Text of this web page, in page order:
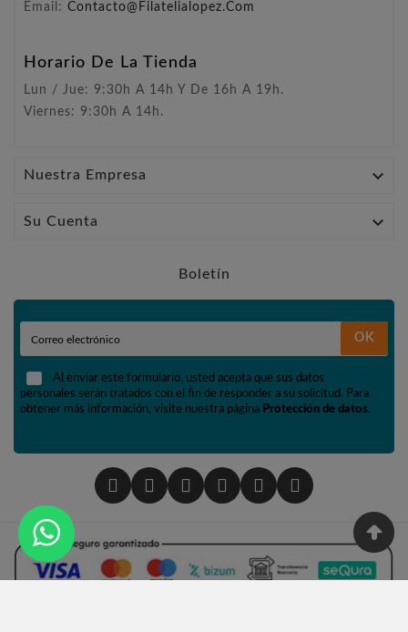
Email: Contacto@filatelialopez.com
Horario De La Tienda
Lun / Jue: 9:30h A 14h Y De 16h A 19h.
Viernes: 9:30h A 14h.
Nuestra Empresa 
Su Cuenta 
Boletín
OK
Al enviar este formulario, usted acepta que sus datos
personales serán tratados con el fin de responder a su solicitud. Para
obtener más información, visite nuestra página Protección de datos.